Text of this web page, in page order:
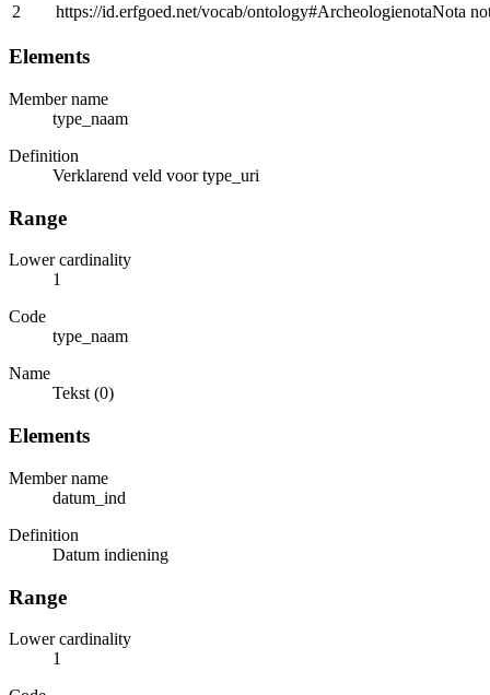
2
https://id.erfgoed.net/vocab/ontology#ArcheologienotaNota
Elements
Member name
type_naam
Definition
Verklarend veld voor type_uri
Range
Lower cardinality
1
Code
type_naam
Name
Tekst (0)
Elements
Member name
datum_ind
Definition
Datum indiening
Range
Lower cardinality
1